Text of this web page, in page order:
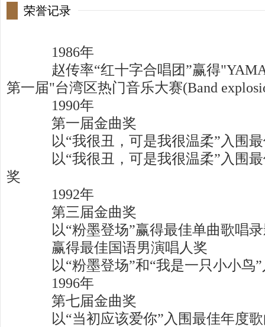
荣誉记录
1986年
赵传率“红十字合唱团”赢得
第一届"台湾区热门音乐大赛(Band
1990年
第一届金曲奖
以“我很丑，可是我很温柔”入围最
以“我很丑，可是我很温柔”入围最
奖
1992年
第三届金曲奖
以“粉墨登场”赢得最佳单曲歌唱录
赢得最佳国语男演唱人奖
以“粉墨登场”和“我是一只小小鸟”
1996年
第七届金曲奖
以“当初应该爱你”入围最佳年度歌